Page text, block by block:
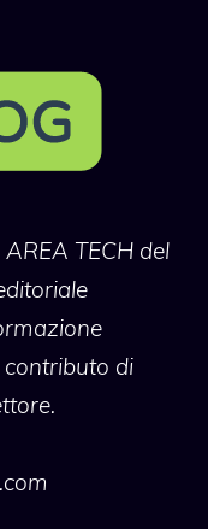
TECH del
di